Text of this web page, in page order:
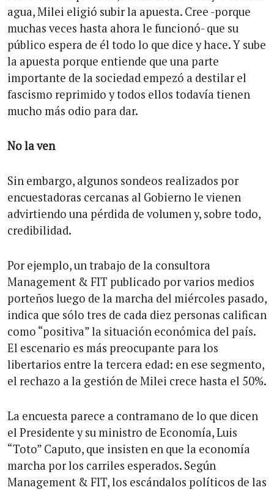
agua, Milei eligió subir la apuesta. Cree -porque
muchas veces hasta ahora le funcionó- que su
público espera de él todo lo que dice y hace. Y sube
la apuesta porque entiende que una parte
importante de la sociedad empezó a destilar el
fascismo reprimido y todos ellos todavía tienen
mucho más odio para dar.
No la ven
Sin embargo, algunos sondeos realizados por
encuestadoras cercanas al Gobierno le vienen
advirtiendo una pérdida de volumen y, sobre todo,
credibilidad.
Por ejemplo, un trabajo de la consultora
Management & FIT publicado por varios medios
porteños luego de la marcha del miércoles pasado,
indica que sólo tres de cada diez personas califican
como “positiva” la situación económica del país.
El escenario es más preocupante para los
libertarios entre la tercera edad: en ese segmento,
el rechazo a la gestión de Milei crece hasta el 50%.
La encuesta parece a contramano de lo que dicen
el Presidente y su ministro de Economía, Luis
“Toto” Caputo, que insisten en que la economía
marcha por los carriles esperados. Según
Management & FIT, los escándalos políticos de las